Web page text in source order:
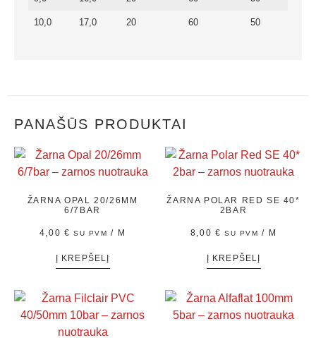
10,0 17,0 20 60 50
PANAŠŪS PRODUKTAI
ŽARNA OPAL 20/26MM
6/7BAR
4,00 € SU PVM / M
Į KREPŠELĮ
ŽARNA POLAR RED SE 40*
2BAR
8,00 € SU PVM / M
Į KREPŠELĮ